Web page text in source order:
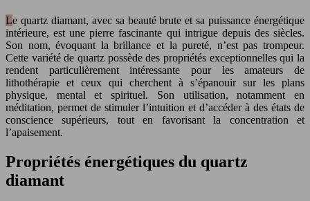
Le quartz diamant, avec sa beauté brute et sa puissance énergétique
intérieure, est une pierre fascinante qui intrigue depuis des siècles.
Son nom, évoquant la brillance et la pureté, n’est pas trompeur.
Cette variété de quartz possède des propriétés exceptionnelles qui la
rendent particulièrement intéressante pour les amateurs de
lithothérapie et ceux qui cherchent à s’épanouir sur les plans
physique, mental et spirituel. Son utilisation, notamment en
méditation, permet de stimuler l’intuition et d’accéder à des états de
conscience supérieurs, tout en favorisant la concentration et
l’apaisement.
Propriétés énergétiques du quartz
diamant